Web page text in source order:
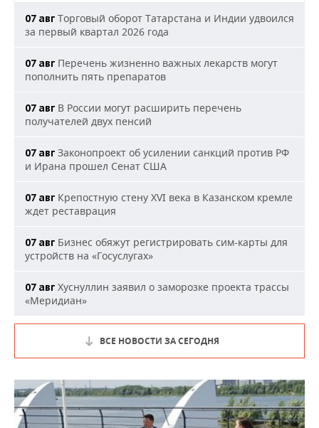
07 авг Торговый оборот Татарстана и Индии удвоился
за первый квартал 2026 года
07 авг Перечень жизненно важных лекарств могут
пополнить пять препаратов
07 авг В России могут расширить перечень
получателей двух пенсий
07 авг Законопроект об усилении санкций против РФ
и Ирана прошел Сенат США
07 авг Крепостную стену XVI века в Казанском кремле
ждет реставрация
07 авг Бизнес обяжут регистрировать сим-карты для
устройств на «Госуслугах»
07 авг Хуснуллин заявил о заморозке проекта трассы
«Меридиан»
ВСЕ НОВОСТИ ЗА СЕГОДНЯ